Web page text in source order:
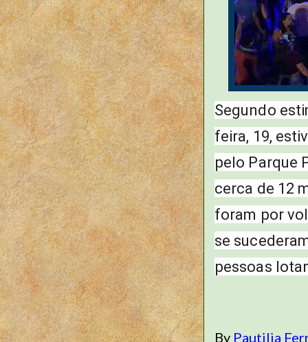
Segundo
feira, 19,
pelo Parque
cerca de 12
foram por
se
pessoas
By Pautilia